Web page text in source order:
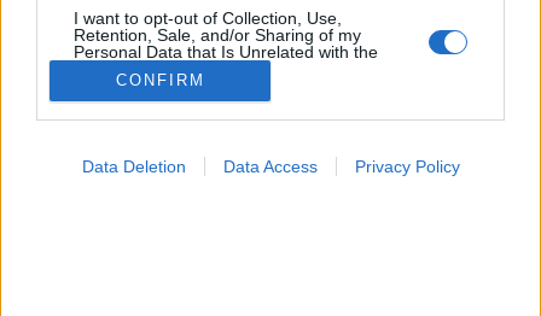
I want to opt-out of Collection, Use,
Retention, Sale, and/or Sharing of my
Personal Data that Is Unrelated with the
Purposes for which it was collected.
Opted Out
CONFIRM
Data Deletion Data Access Privacy Policy